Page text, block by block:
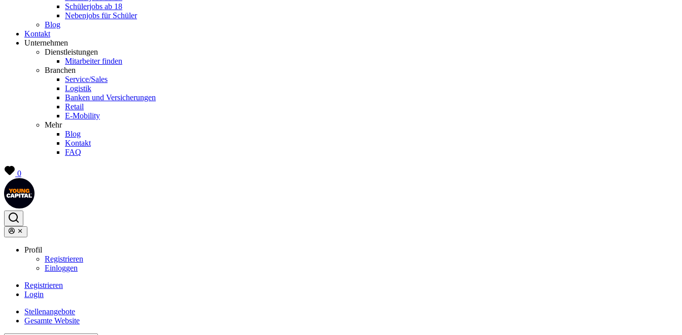
Schülerjobs ab 18
Nebenjobs für Schüler
Blog
Kontakt
Unternehmen
Dienstleistungen
Mitarbeiter finden
Branchen
Service/Sales
Logistik
Banken und Versicherungen
Retail
E-Mobility
Mehr
Blog
Kontakt
FAQ
0
Profil
Registrieren
Einloggen
Registrieren
Login
Stellenangebote
Gesamte Website